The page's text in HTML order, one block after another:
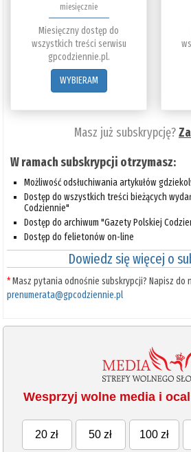
miesięcznie
Miesięczny dostęp do
wszystkich treści serwisu
gpcodziennie.pl.
WYBIERAM
Masz już subskrypcję?
W ramach subskrypcji otrzymasz:
Możliwość odsłuchiwania artykułów
Dostęp do wszystkich treści bieżących
Codziennie"
Dostęp do archiwum "Gazety Polskiej
Dostęp do felietonów on-line
Dowiedz się więcej o
*Masz pytania odnośnie subskrypcji? Napisz do
prenumerata@gpcodziennie.pl
Wesprzyj wolne media i
20 zł 50 zł 100 zł